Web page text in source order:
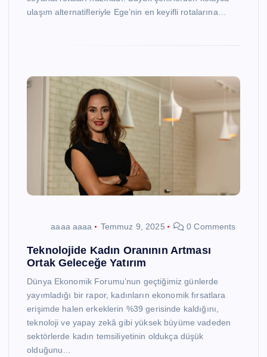
ulaşım alternatifleriyle Ege’nin en keyifli rotalarına…
aaaa aaaa Temmuz 9, 2025 0 Comments
Teknolojide Kadın Oranının Artması
Ortak Geleceğe Yatırım
Dünya Ekonomik Forumu’nun geçtiğimiz günlerde
yayımladığı bir rapor, kadınların ekonomik fırsatlara
erişimde halen erkeklerin %39 gerisinde kaldığını,
teknoloji ve yapay zekâ gibi yüksek büyüme vadeden
sektörlerde kadın temsiliyetinin oldukça düşük
olduğunu…